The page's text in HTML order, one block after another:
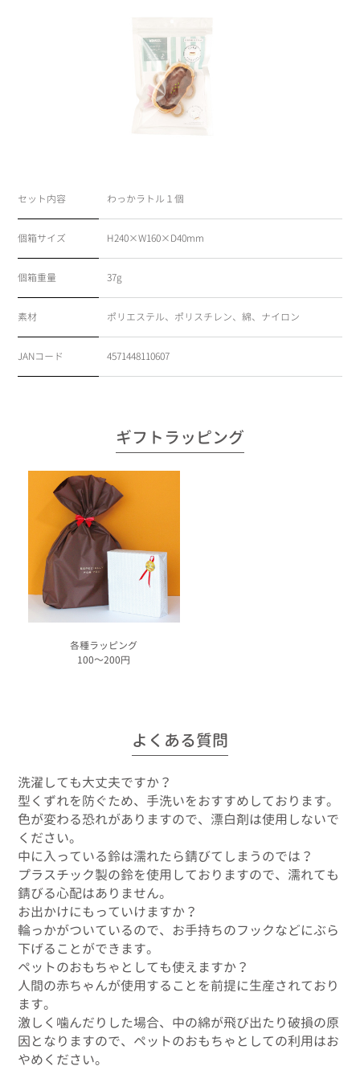
セット内容 わっかラトル１個
個箱サイズ H240×W160×D40mm
個箱重量 37g
素材 ポリエステル、ポリスチレン、綿、ナイロン
JANコード 4571448110607
ギフトラッピング
各種ラッピング
100～200円
よくある質問
洗濯しても大丈夫ですか？
型くずれを防ぐため、手洗いをおすすめしております。
色が変わる恐れがありますので、漂白剤は使用しないで
ください。
中に入っている鈴は濡れたら錆びてしまうのでは？
プラスチック製の鈴を使用しておりますので、濡れても
錆びる心配はありません。
お出かけにもっていけますか？
輪っかがついているので、お手持ちのフックなどにぶら
下げることができます。
ペットのおもちゃとしても使えますか？
人間の赤ちゃんが使用することを前提に生産されており
ます。
激しく噛んだりした場合、中の綿が飛び出たり破損の原
因となりますので、ペットのおもちゃとしての利用はお
やめください。